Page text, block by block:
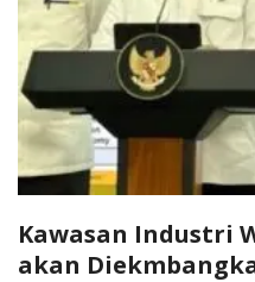
Kawasan Industri
akan